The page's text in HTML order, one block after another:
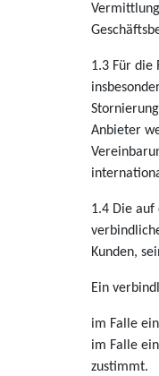
1.3 Für die
Anbieter
1.4 Die
Kunden,
Ein
im Falle
im Falle
zustimmt.